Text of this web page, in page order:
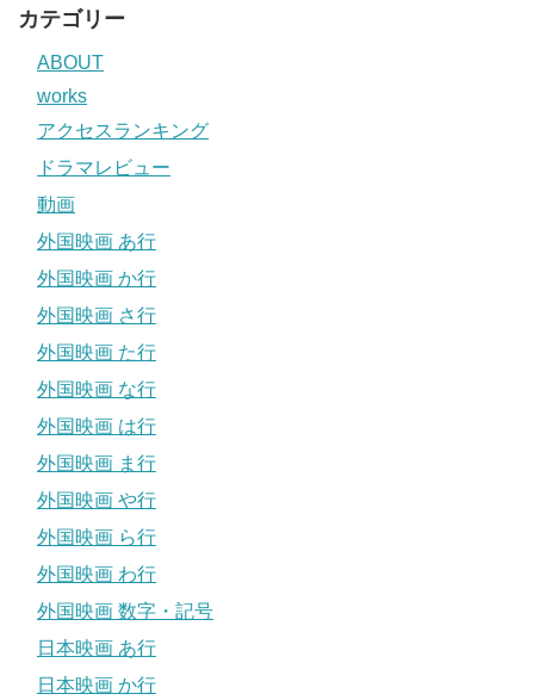
カテゴリー
ABOUT
works
アクセスランキング
ドラマレビュー
動画
外国映画 あ行
外国映画 か行
外国映画 さ行
外国映画 た行
外国映画 な行
外国映画 は行
外国映画 ま行
外国映画 や行
外国映画 ら行
外国映画 わ行
外国映画 数字・記号
日本映画 あ行
日本映画 か行